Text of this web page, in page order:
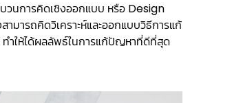
วนการคิดเชิงออกแบบ หรือ Design
มารถคิดวิเคราะห์และออกแบบวิธีการแก้
ทำให้ได้ผลลัพธ์ในการแก้ปัญหาที่ดีที่สุด